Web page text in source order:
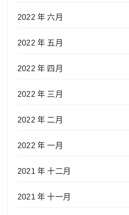
2022 年 六月
2022 年 五月
2022 年 四月
2022 年 三月
2022 年 二月
2022 年 一月
2021 年 十二月
2021 年 十一月